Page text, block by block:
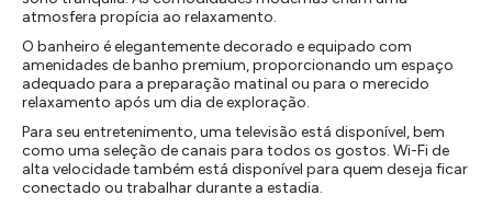
atmosfera propícia ao relaxamento.
O banheiro é elegantemente decorado e equipado com
amenidades de banho premium, proporcionando um espaço
adequado para a preparação matinal ou para o merecido
relaxamento após um dia de exploração.
Para seu entretenimento, uma televisão está disponível, bem
como uma seleção de canais para todos os gostos. Wi-Fi de
alta velocidade também está disponível para quem deseja ficar
conectado ou trabalhar durante a estadia.